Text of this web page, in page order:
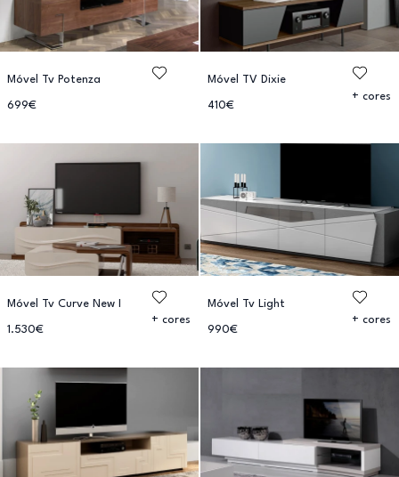
Móvel Tv Potenza
699€
Móvel TV Dixie
410€
+ cores
Móvel Tv Curve New I
1.530€
+ cores
Móvel Tv Light
990€
+ cores